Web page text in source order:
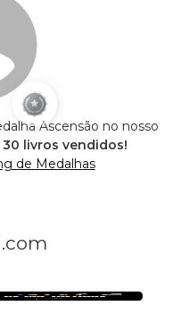
Ascensão no nosso
30 livros vendidos!
de Medalhas